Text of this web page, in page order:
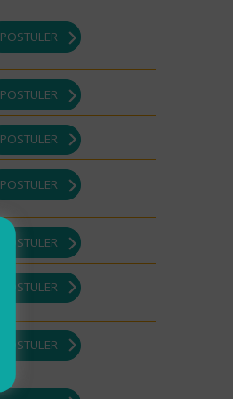
POSTULER
POSTULER
POSTULER
POSTULER
POSTULER
POSTULER
POSTULER